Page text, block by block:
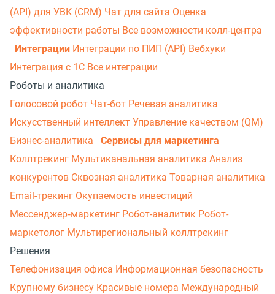
(API) для УВК (CRM) Чат для сайта Оценка
эффективности работы Все возможности колл-центра
Интеграции Интеграции по ПИП (API) Вебхуки
Интеграция с 1С Все интеграции
Роботы и аналитика
Голосовой робот Чат-бот Речевая аналитика
Искусственный интеллект Управление качеством (QM)
Бизнес-аналитика
Сервисы для маркетинга
Коллтрекинг Мультиканальная аналитика Анализ
конкурентов Сквозная аналитика Товарная аналитика
Email-трекинг Окупаемость инвестиций
Мессенджер‑маркетинг Робот-аналитик Робот-
маркетолог Мультирегиональный коллтрекинг
Решения
Телефонизация офиса Информационная безопасность
Крупному бизнесу Красивые номера Международный